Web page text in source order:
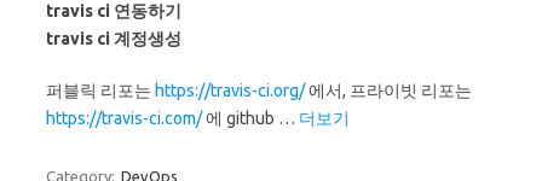
travis ci 연동하기
travis ci 계정생성
퍼블릭 리포는 https://travis-ci.org/에서, 프라이빗 리포는
https://travis-ci.com/에 github … 더보기
Category: DevOps